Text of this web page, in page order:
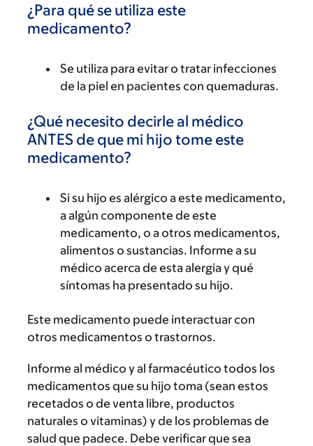
¿Para qué se utiliza este
medicamento?
Se utiliza para evitar o tratar infecciones
de la piel en pacientes con quemaduras.
¿Qué necesito decirle al médico
ANTES de que mi hijo tome este
medicamento?
Si su hijo es alérgico a este medicamento,
a algún componente de este
medicamento, o a otros medicamentos,
alimentos o sustancias. Informe a su
médico acerca de esta alergia y qué
síntomas ha presentado su hijo.
Este medicamento puede interactuar con
otros medicamentos o trastornos.
Informe al médico y al farmacéutico todos los
medicamentos que su hijo toma (sean estos
recetados o de venta libre, productos
naturales o vitaminas) y de los problemas de
salud que padece. Debe verificar que sea